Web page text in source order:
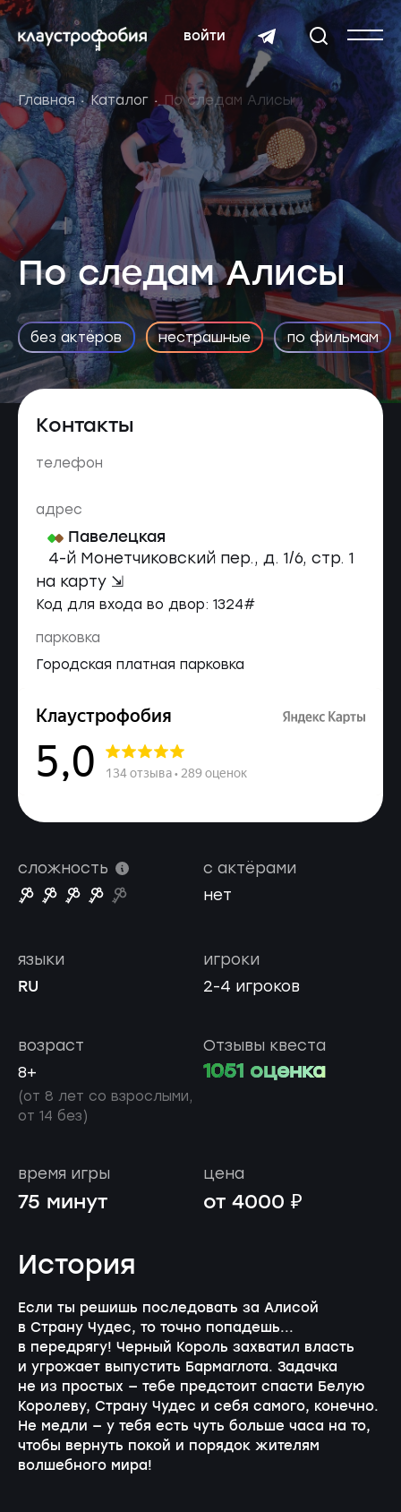
войти
Главная Каталог По следам Алисы
По следам Алисы
без актёров нестрашные по фильмам
Контакты
телефон
адрес
Павелецкая
4-й Монетчиковский пер., д. 1/6, стр. 1
на карту ⇲
Код для входа во двор: 1324#
парковка
Городская платная парковка
сложность
с актёрами
нет
игроки
2-4 игроков
языки
RU
возраст
8+
(от 8 лет со взрослыми,
от 14 без)
Отзывы квеста
1051 оценка
время игры
75 минут
цена
от 4000 ₽
История
Если ты решишь последовать за Алисой
в Страну Чудес, то точно попадешь...
в передрягу! Черный Король захватил власть
и угрожает выпустить Бармаглота. Задачка
не из простых — тебе предстоит спасти Белую
Королеву, Страну Чудес и себя самого, конечно.
Не медли — у тебя есть чуть больше часа на то,
чтобы вернуть покой и порядок жителям
волшебного мира!